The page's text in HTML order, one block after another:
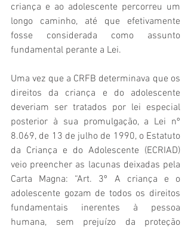
criança e ao adolescente percorreu um
longo caminho, até que efetivamente
fosse considerada como assunto
fundamental perante a Lei.
Uma vez que a CRFB determinava que os
direitos da criança e do adolescente
deveriam ser tratados por lei especial
posterior à sua promulgação, a Lei nº
8.069, de 13 de julho de 1990, o Estatuto
da Criança e do Adolescente (ECRIAD)
veio preencher as lacunas deixadas pela
Carta Magna: “Art. 3º A criança e o
adolescente gozam de todos os direitos
fundamentais inerentes à pessoa
humana, sem prejuízo da proteção